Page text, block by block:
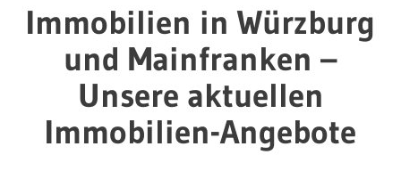
Immobilien in Würzburg
und Mainfranken –
Unsere aktuellen
Immobilien-Angebote